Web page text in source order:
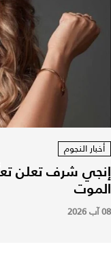
أخبار النجوم
إنجي شرف تعلن
الموت
08 آب 2026